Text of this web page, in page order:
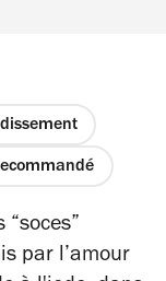
par l’amour